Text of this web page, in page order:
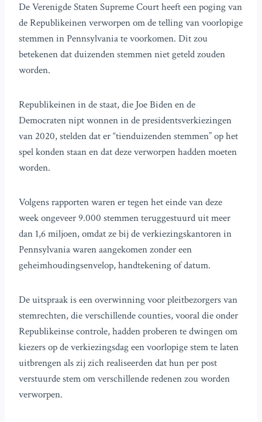
De Verenigde Staten Supreme Court heeft een poging van
de Republikeinen verworpen om de telling van voorlopige
stemmen in Pennsylvania te voorkomen. Dit zou
betekenen dat duizenden stemmen niet geteld zouden
worden.
Republikeinen in de staat, die Joe Biden en de
Democraten nipt wonnen in de presidentsverkiezingen
van 2020, stelden dat er “tienduizenden stemmen” op het
spel konden staan en dat deze verworpen hadden moeten
worden.
Volgens rapporten waren er tegen het einde van deze
week ongeveer 9.000 stemmen teruggestuurd uit meer
dan 1,6 miljoen, omdat ze bij de verkiezingskantoren in
Pennsylvania waren aangekomen zonder een
geheimhoudingsenvelop, handtekening of datum.
De uitspraak is een overwinning voor pleitbezorgers van
stemrechten, die verschillende counties, vooral die onder
Republikeinse controle, hadden proberen te dwingen om
kiezers op de verkiezingsdag een voorlopige stem te laten
uitbrengen als zij zich realiseerden dat hun per post
verstuurde stem om verschillende redenen zou worden
verworpen.